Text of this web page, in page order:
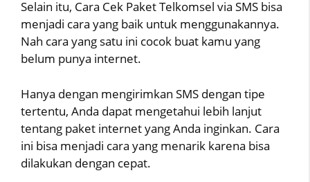
Selain itu, Cara Cek Paket Telkomsel via SMS bisa
menjadi cara yang baik untuk menggunakannya.
Nah cara yang satu ini cocok buat kamu yang
belum punya internet.
Hanya dengan mengirimkan SMS dengan tipe
tertentu, Anda dapat mengetahui lebih lanjut
tentang paket internet yang Anda inginkan. Cara
ini bisa menjadi cara yang menarik karena bisa
dilakukan dengan cepat.